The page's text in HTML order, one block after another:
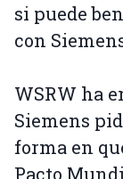
si puede
con
WSRW ha
Siemens
forma en
Pacto